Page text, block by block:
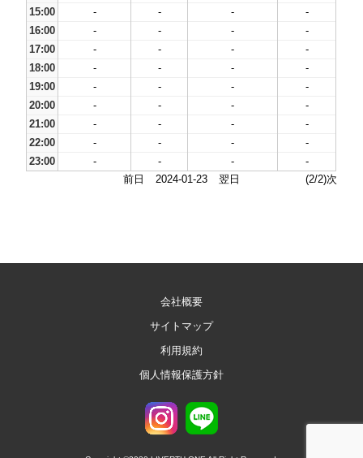
15:00
- - -
-
16:00
- - -
-
17:00
- - -
-
18:00
- - -
-
19:00
- - -
-
20:00
- - -
-
21:00
- - -
-
22:00
- - -
-
23:00
- - -
-
前日
2024-01-23 翌日 (2/2)次
会社概要
サイトマップ
利用規約
個人情報保護方針